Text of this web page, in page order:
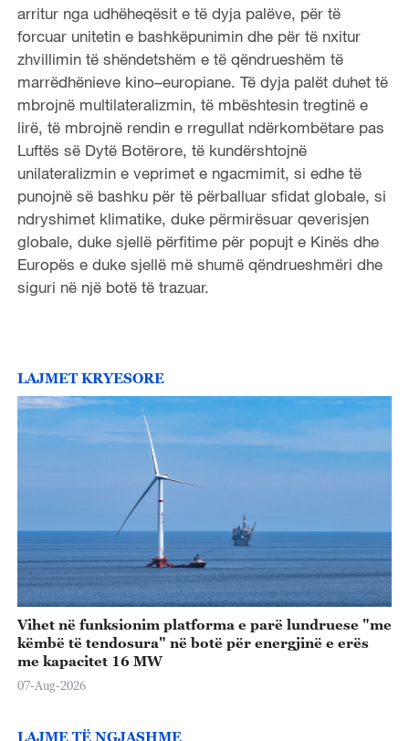
arritur nga udhëheqësit e të dyja palëve, për të
forcuar unitetin e bashkëpunimin dhe për të nxitur
zhvillimin të shëndetshëm e të qëndrueshëm të
marrëdhënieve kino–europiane. Të dyja palët duhet të
mbrojnë multilateralizmin, të mbështesin tregtinë e
lirë, të mbrojnë rendin e rregullat ndërkombëtare pas
Luftës së Dytë Botërore, të kundërshtojnë
unilateralizmin e veprimet e ngacmimit, si edhe të
punojnë së bashku për të përballuar sfidat globale, si
ndryshimet klimatike, duke përmirësuar qeverisjen
globale, duke sjellë përfitime për popujt e Kinës dhe
Europës e duke sjellë më shumë qëndrueshmëri dhe
siguri në një botë të trazuar.
LAJMET KRYESORE
Vihet në funksionim platforma e parë lundruese "me
këmbë të tendosura" në botë për energjinë e erës
me kapacitet 16 MW
07-Aug-2026
LAJME TË NGJASHME